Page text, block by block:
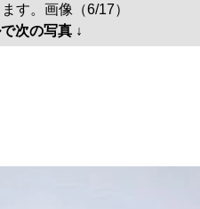
す。画像（6/17）
次の写真 ↓